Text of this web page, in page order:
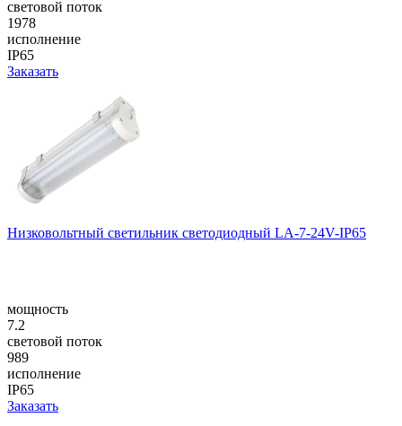
световой поток
1978
исполнение
IP65
Заказать
Низковольтный светильник светодиодный LA-7-24V-IP65
мощность
7.2
световой поток
989
исполнение
IP65
Заказать